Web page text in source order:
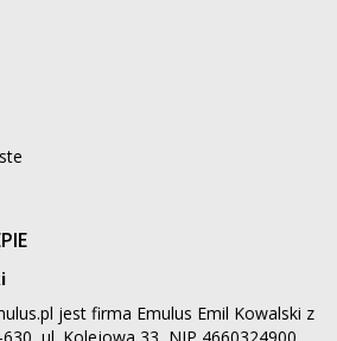
jest firma Emulus Emil Kowalski z